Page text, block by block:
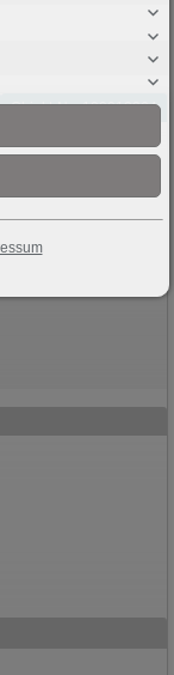
Objekt-Nr.: 100012364